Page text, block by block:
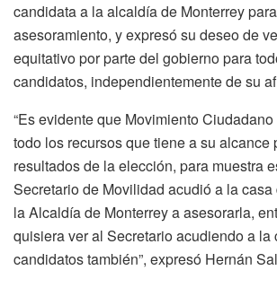
candidata a la alcaldía de Monterrey
asesoramiento, y expresó su deseo de
equitativo por parte del gobierno para
candidatos, independientemente de su
“Es evidente que Movimiento
todo los recursos que tiene a su alcance
resultados de la elección, para muestra
Secretario de Movilidad acudió a la
la Alcaldía de Monterrey a asesorarla,
quisiera ver al Secretario acudiendo a la
candidatos también”, expresó Hernán